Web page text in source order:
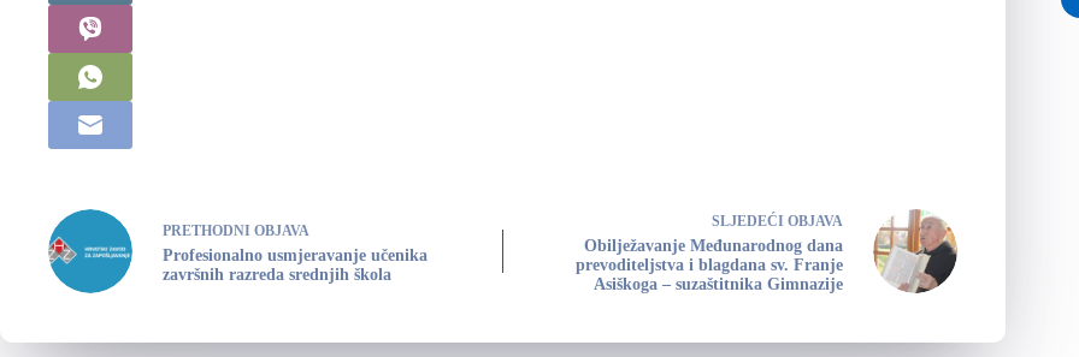
PRETHODNI OBJAVA
Profesionalno usmjeravanje učenika
završnih razreda srednjih škola
SLJEDEĆI OBJAVA
Obilježavanje Međunarodnog dana
prevoditeljstva i blagdana sv. Franje
Asiškoga – suzaštitnika Gimnazije